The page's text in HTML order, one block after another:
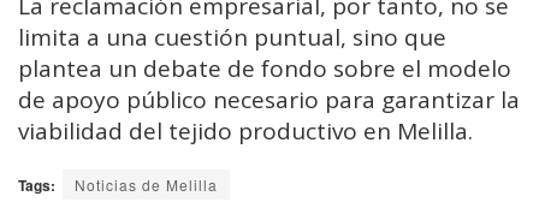
La reclamación empresarial, por tanto, no se
limita a una cuestión puntual, sino que
plantea un debate de fondo sobre el modelo
de apoyo público necesario para garantizar la
viabilidad del tejido productivo en Melilla.
Tags: Noticias de Melilla